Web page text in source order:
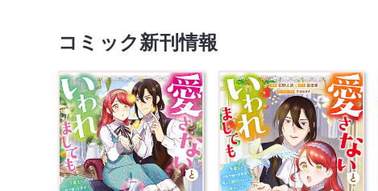
コミック新刊情報